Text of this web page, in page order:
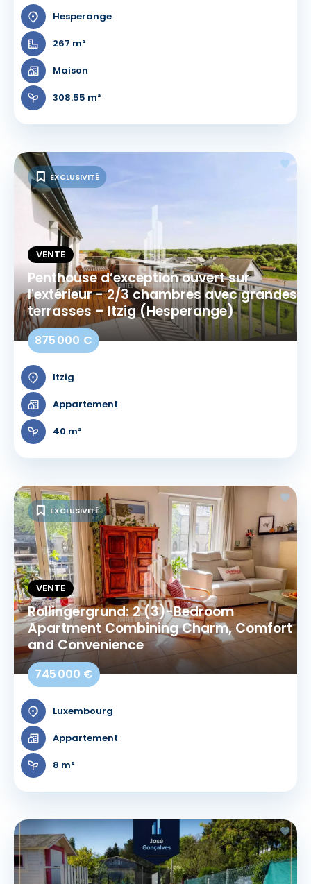
Hesperange
267 m²
Maison
308.55 m²
VENTE
Penthouse d’exception ouvert sur
l'extérieur - 2/3 chambres avec grandes
terrasses – Itzig (Hesperange)
875 000 €
Itzig
Appartement
40 m²
EXCLUSIVITÉ
VENTE
Rollingergrund: 2 (3)-Bedroom
Apartment Combining Charm, Comfort
and Convenience
745 000 €
Luxembourg
Appartement
8 m²
EXCLUSIVITÉ